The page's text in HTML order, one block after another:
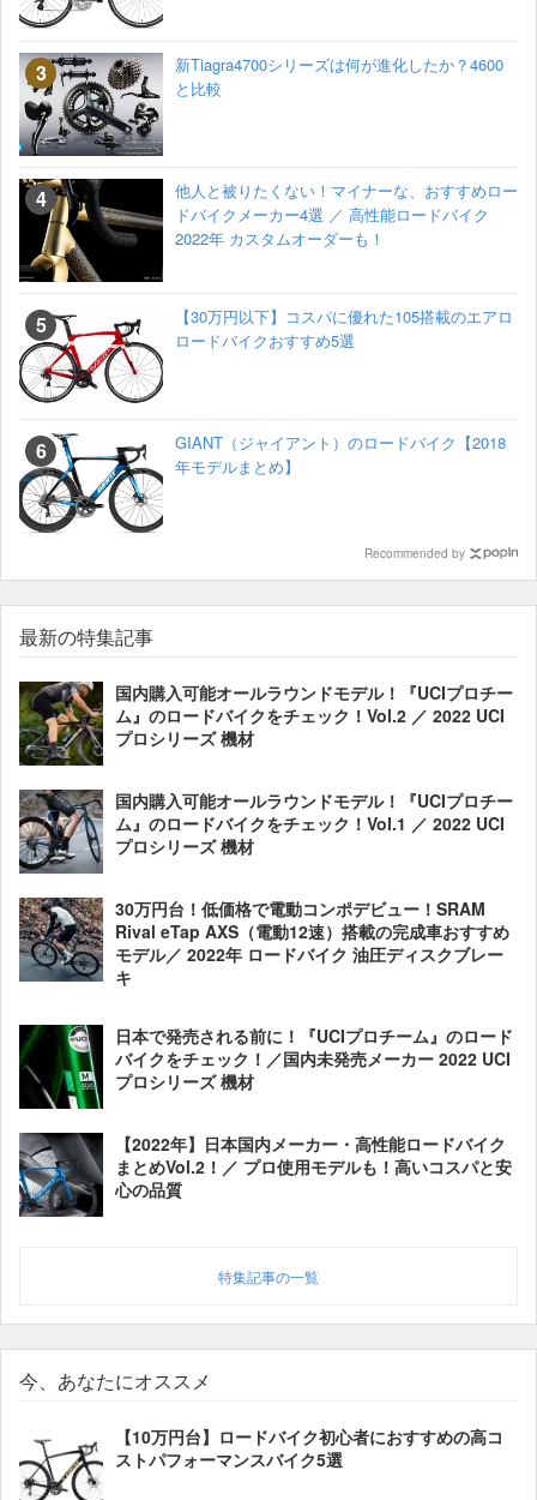
新Tiagra4700シリーズは何が進化したか？4600
と比較
他人と被りたくない！マイナーな、おすすめロー
ドバイクメーカー4選 ／ 高性能ロードバイク
2022年 カスタムオーダーも！
【30万円以下】コスパに優れた105搭載のエアロ
ロードバイクおすすめ5選
GIANT（ジャイアント）のロードバイク【2018
年モデルまとめ】
Recommended by
最新の特集記事
国内購入可能オールラウンドモデル！『UCIプロチー
ム』のロードバイクをチェック！Vol.2 ／ 2022 UCI
プロシリーズ 機材
国内購入可能オールラウンドモデル！『UCIプロチー
ム』のロードバイクをチェック！Vol.1 ／ 2022 UCI
プロシリーズ 機材
30万円台！低価格で電動コンポデビュー！SRAM
Rival eTap AXS（電動12速）搭載の完成車おすすめ
モデル／ 2022年 ロードバイク 油圧ディスクブレー
キ
日本で発売される前に！『UCIプロチーム』のロード
バイクをチェック！／国内未発売メーカー 2022 UCI
プロシリーズ 機材
【2022年】日本国内メーカー・高性能ロードバイク
まとめVol.2！／ プロ使用モデルも！高いコスパと安
心の品質
特集記事の一覧
今、あなたにオススメ
【10万円台】ロードバイク初心者におすすめの高コ
ストパフォーマンスバイク5選